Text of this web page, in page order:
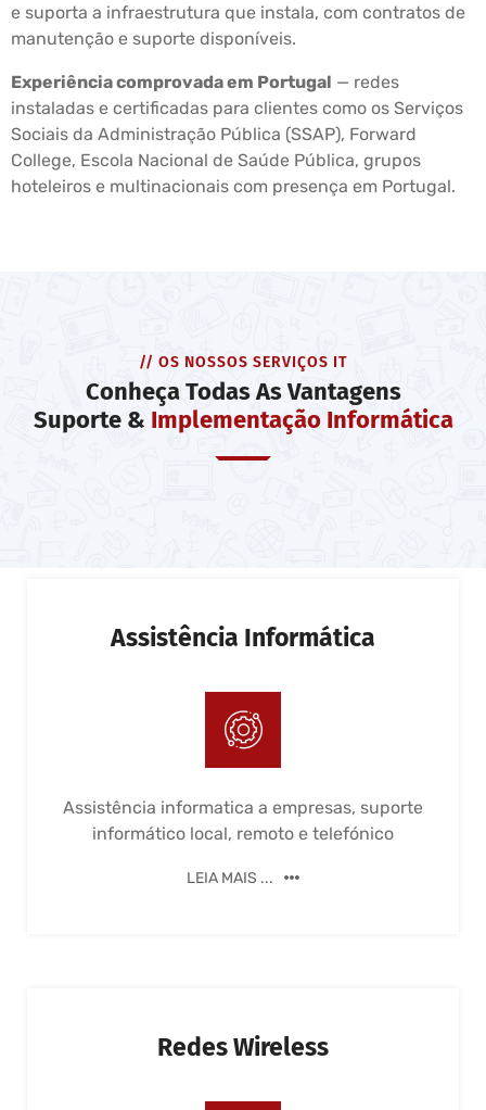
e suporta a infraestrutura que instala, com contratos de
manutenção e suporte disponíveis.
Experiência comprovada em Portugal — redes
instaladas e certificadas para clientes como os Serviços
Sociais da Administração Pública (SSAP), Forward
College, Escola Nacional de Saúde Pública, grupos
hoteleiros e multinacionais com presença em Portugal.
// OS NOSSOS SERVIÇOS IT
Conheça Todas As Vantagens
Suporte & Implementação Informática
Assistência Informática
Assistência informatica a empresas, suporte
informático local, remoto e telefónico
LEIA MAIS ...
Redes Wireless